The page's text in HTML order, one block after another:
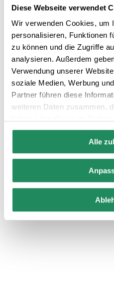
Diese Webseite verwendet
Wir verwenden Cookies, um
personalisieren, Funktionen
zu können und die Zugriffe
analysieren. Außerdem
Verwendung unserer
soziale Medien, Werbung
Partner führen diese
weiteren Daten zusammen,
gesammelt haben.
Alle